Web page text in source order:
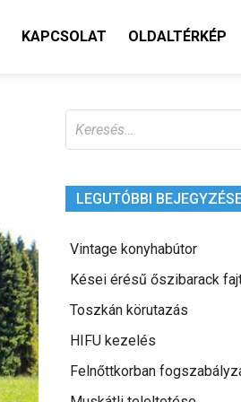
KAPCSOLAT OLDALTÉRKÉP
LEGUTÓBBI
Vintage konyhabútor
Kései érésű őszibarack
Toszkán körutazás
HIFU kezelés
Felnőttkorban